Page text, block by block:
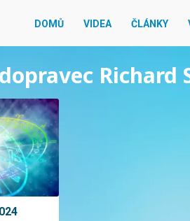
DOMŮ VIDEA ČLÁNKY
Richard